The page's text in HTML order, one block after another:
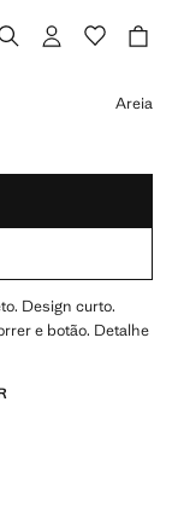
Areia
Design curto.
e botão. Detalhe